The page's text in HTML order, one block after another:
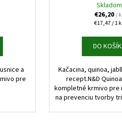
a
pre
Skladom
€26,20/
€17,47 / 1
DO
Kačacina, quinoa,
recept.N&D
kompletné krmivo pre
na prevenciu tvorby